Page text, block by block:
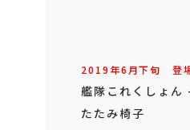
2019年6月下旬 登
艦隊これくしょ
たたみ椅子